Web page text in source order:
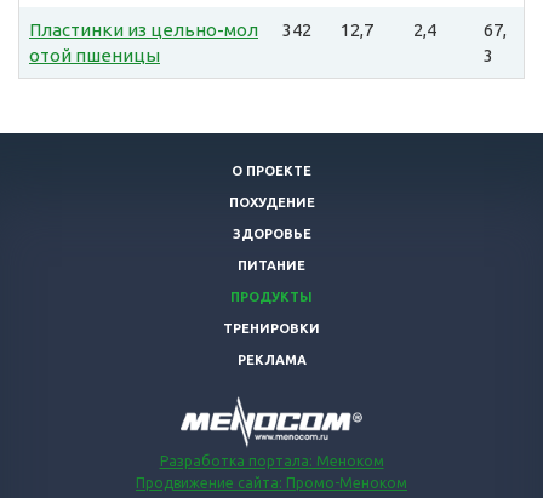
Пластинки из цельно-мол
отой пшеницы
342 12,7 2,4
67,
3
О ПРОЕКТЕ
ПОХУДЕНИЕ
ЗДОРОВЬЕ
ПИТАНИЕ
ПРОДУКТЫ
ТРЕНИРОВКИ
РЕКЛАМА
Разработка портала: Меноком
Продвижение сайта: Промо-Меноком